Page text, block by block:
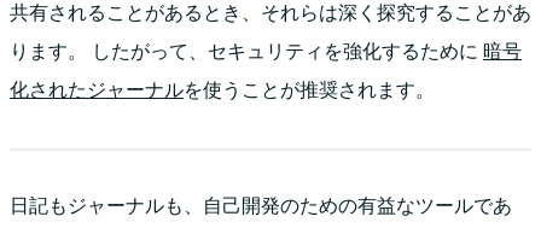
共有されることがあるとき、それらは深く探究することがあ
ります。 したがって、セキュリティを強化するために 暗号
化されたジャーナルを使うことが推奨されます。
日記もジャーナルも、自己開発のための有益なツールであ